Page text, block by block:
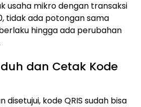
usaha mikro dengan transaksi
tidak ada potongan sama
hingga ada perubahan
dan Cetak Kode
kode QRIS sudah bisa